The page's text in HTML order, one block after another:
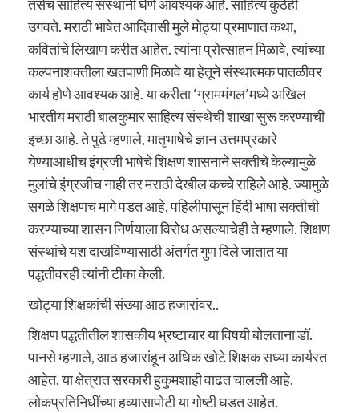
तसेच साहित्य संस्थांनी घेणे आवश्यक आहे. साहित्य कुठेही
उगवते. मराठी भाषेत आदिवासी मुले मोठ्या प्रमाणात कथा,
कवितांचे लिखाण करीत आहेत. त्यांना प्रोत्साहन मिळावे, त्यांच्या
कल्पनाशक्तीला खतपाणी मिळावे या हेतूने संस्थात्मक पातळीवर
कार्य होणे आवश्यक आहे. या करीता ‌‘ग्राममंगल‌’मध्ये अखिल
भारतीय मराठी बालकुमार साहित्य संस्थेची शाखा सुरू करण्याची
इच्छा आहे. ते पुढे म्हणाले, मातृभाषेचे ज्ञान उत्तमप्रकारे
येण्याआधीच इंग्रजी भाषेचे शिक्षण शासनाने सक्तीचे केल्यामुळे
मुलांचे इंग्रजीच नाही तर मराठी देखील कच्चे राहिले आहे. ज्यामुळे
सगळे शिक्षणच मागे पडत आहे. पहिलीपासून हिंदी भाषा सक्तीची
करण्याच्या शासन निर्णयाला विरोध असल्याचेही ते म्हणाले. शिक्षण
संस्थांचे यश दाखविण्यासाठी अंतर्गत गुण दिले जातात या
पद्धतीवरही त्यांनी टीका केली.
खोट्या शिक्षकांची संख्या आठ हजारांवर..
शिक्षण पद्धतीतील शासकीय भ्रष्टाचार या विषयी बोलताना डॉ.
पानसे म्हणाले, आठ हजारांहून अधिक खोटे शिक्षक सध्या कार्यरत
आहेत. या क्षेत्रात सरकारी हुकुमशाही वाढत चालली आहे.
लोकप्रतिनिधींच्या हव्यासापोटी या गोष्टी घडत आहेत.